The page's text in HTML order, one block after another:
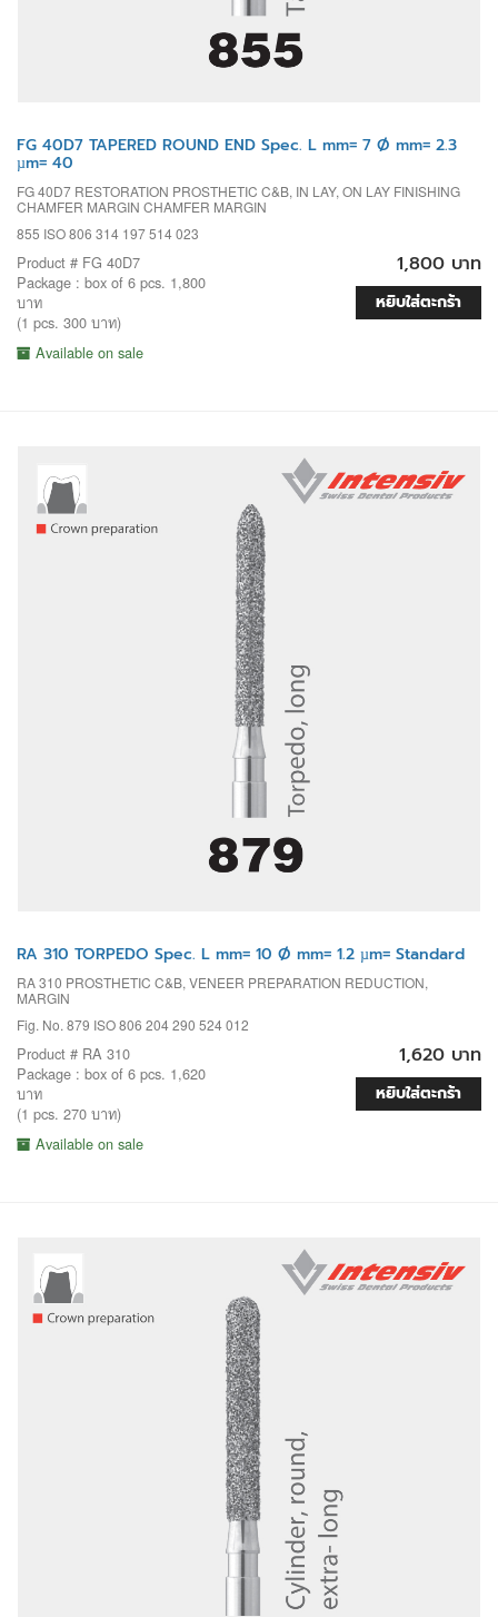
FG 40D7 TAPERED ROUND END Spec. L mm= 7 Ø mm= 2.3
µm= 40
FG 40D7 RESTORATION PROSTHETIC C&B, IN LAY, ON LAY FINISHING
CHAMFER MARGIN CHAMFER MARGIN
855 ISO 806 314 197 514 023
Product # FG 40D7
Package : box of 6 pcs. 1,800
บาท
(1 pcs. 300 บาท)
Available on sale
1,800 บาท
หยิบใส่ตะกร้า
RA 310 TORPEDO Spec. L mm= 10 Ø mm= 1.2 µm= Standard
RA 310 PROSTHETIC C&B, VENEER PREPARATION REDUCTION,
MARGIN
Fig. No. 879 ISO 806 204 290 524 012
Product # RA 310
Package : box of 6 pcs. 1,620
บาท
(1 pcs. 270 บาท)
Available on sale
1,620 บาท
หยิบใส่ตะกร้า